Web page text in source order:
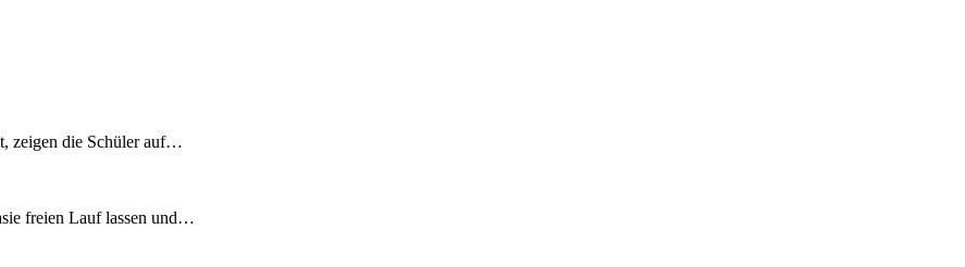
zeigen die Schüler auf…
freien Lauf lassen und…